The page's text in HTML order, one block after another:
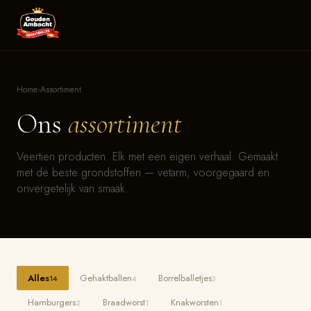
Home›Assortiment
Ons assortiment
Veertien producten. Elk met een eigen verhaal. Gemaakt
met de beste grondstoffen — vetarm, voorgegaard en
onvergetelijk van smaak.
Alles14 Gehaktballen4 Borrelballetjes3
Hamburgers2 Braadworst1 Knakworsten1